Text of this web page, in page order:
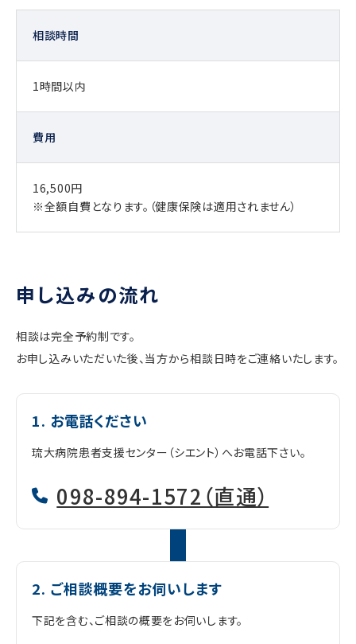
相談時間
1時間以内
費用
16,500円
※全額自費となります。（健康保険は適用されません）
申し込みの流れ
相談は完全予約制です。
お申し込みいただいた後、当方から相談日時をご連絡いたします。
1. お電話ください
琉大病院患者支援センター（シエント）へお電話下さい。
098-894-1572（直通）
2. ご相談概要をお伺いします
下記を含む、ご相談の概要をお伺いします。